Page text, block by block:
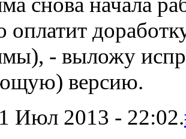
оплатит
- выложу
версию.
Июл 2013 - 22:02.